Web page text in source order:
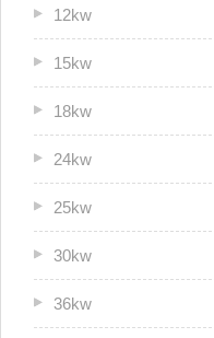
12kw
15kw
18kw
24kw
25kw
30kw
36kw